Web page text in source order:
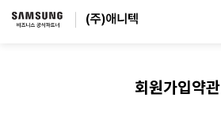
회원가입약관